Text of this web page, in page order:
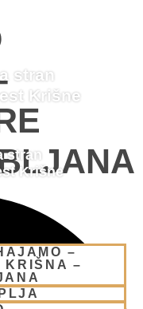
stran
Krišne
stran
Krišne
–
KRIŠNA –